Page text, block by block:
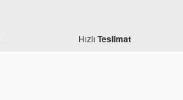
Hızlı Teslimat